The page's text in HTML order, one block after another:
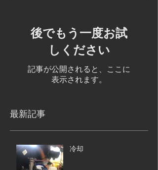
後でもう一度お試
しください
記事が公開されると、ここに
表示されます。
最新記事
冷却